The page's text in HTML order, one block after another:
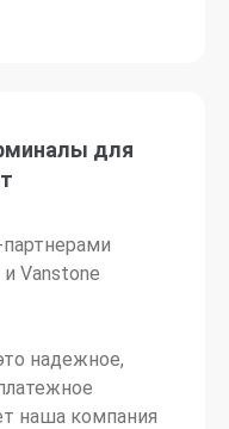
для
Vanstone
надежное,
наша компания